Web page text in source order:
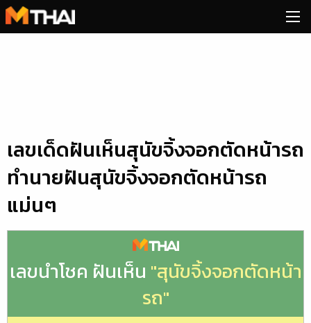
Skip
to
เลขเด็ดฝันเห็นสุนัขจิ้งจอกตัดหน้ารถ
ทำนายฝันสุนัขจิ้งจอกตัดหน้ารถ
แม่นๆ
เลขนำโชค ฝันเห็น "สุนัขจิ้งจอกตัดหน้า
รถ"